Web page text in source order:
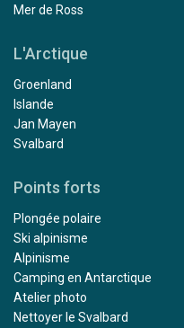
Mer de Ross
L'Arctique
Groenland
Islande
Jan Mayen
Svalbard
Points forts
Plongée polaire
Ski alpinisme
Alpinisme
Camping en Antarctique
Atelier photo
Nettoyer le Svalbard